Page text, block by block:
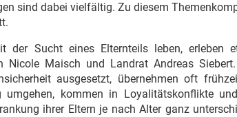
sind dabei vielfältig. Zu diesem
der Sucht eines Elternteils leben,
Nicole Maisch und Landrat Andreas
ausgesetzt, übernehmen oft
umgehen, kommen in Loyalitätskonflikte
ihrer Eltern je nach Alter ganz